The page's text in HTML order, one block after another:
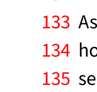
133
134
135